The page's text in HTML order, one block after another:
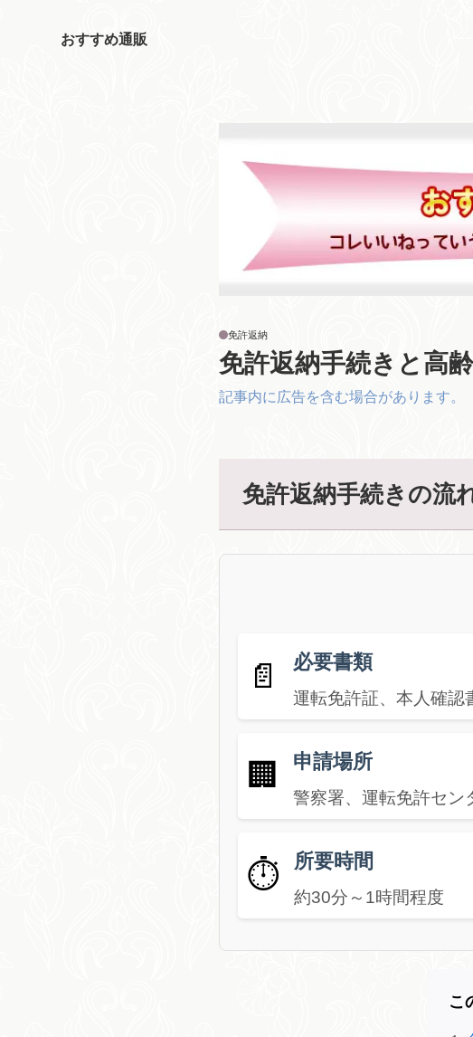
おすすめ通販
免許返納手続きと高
記事内に広告を含む場合があります。
免許返納
免許返納手続きの流
📄 必要書類
運転免許証、本人確認
🏢 申請場所
警察署、運転免許セン
⏱️ 所要時間
約30分～1時間程度
こ